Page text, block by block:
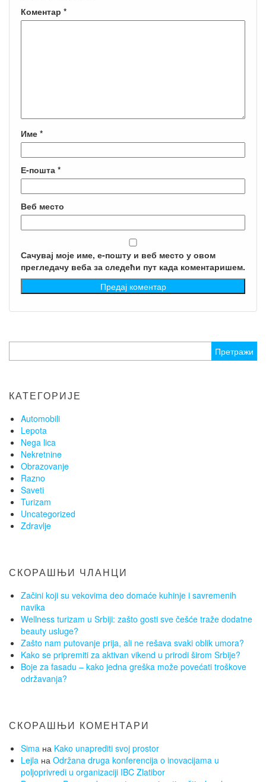
Коментар *
Име *
Е-пошта *
Веб место
Сачувај моје име, е-пошту и веб место у овом
прегледачу веба за следећи пут када коментаришем.
за:
КАТЕГОРИЈЕ
Automobili
Lepota
Nega lica
Nekretnine
Obrazovanje
Razno
Saveti
Turizam
Uncategorized
Zdravlje
СКОРАШЊИ ЧЛАНЦИ
Začini koji su vekovima deo domaće kuhinje i savremenih
navika
Wellness turizam u Srbiji: zašto gosti sve češće traže dodatne
beauty usluge?
Zašto nam putovanje prija, ali ne rešava svaki oblik umora?
Kako se pripremiti za aktivan vikend u prirodi širom Srbije?
Boje za fasadu – kako jedna greška može povećati troškove
održavanja?
СКОРАШЊИ КОМЕНТАРИ
Sima на Kako unaprediti svoj prostor
Lejla на Održana druga konferencija o inovacijama u
poljoprivredi u organizaciji IBC Zlatibor